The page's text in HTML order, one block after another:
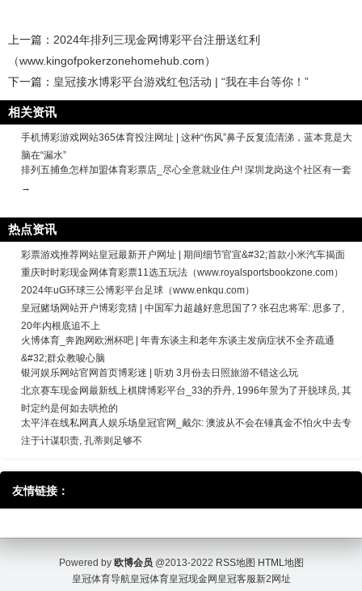
上一篇： 2024年排列三现金网博彩平台注册送红利
（www.kingofpokerzonehomehub.com）
下一篇： 皇冠接水博彩平台游戏红包活动 | “我在丰台等你！”
相关资讯
手机博彩游戏网站365体育投注网址 | 这种“伤风”鼻子反复流清涕，蓝本竟是大
脑在“漏水”
排列五捕鱼怎样加盟体育彩票店_尽心全意就业住户! 深圳龙岗这个社区有一套
→
热点资讯
彩票游戏推荐网站皇冠最新开户网址 | 期间细节官宣&#32;首款小米汽车揭面
重庆时时彩现金网体育彩票11选五玩法（www.royalsportsbookzone.com）
2024年uG环球三公博彩平台足球（www.enkqu.com）
皇冠赌场网站开户博彩竞猜 | 中国军力超越好意思国了? 张召忠将军: 思多了,
20年内根底追不上
火博体育_奔跑网欧洲杯吧 | 年青东谈主和老年东谈主发病症状不全齐疏通
&#32;群众教唆心脑
银河娱乐网站官网首页博彩迷 | 听劝 3月份去日照旅游不错这么玩
北京赛车现金网最新线上棋牌博彩平台_33的乔丹, 1996年景为了开脱球员, 其
时定约是何如去哄抢的
太平洋在线私网真人娱乐场皇冠官网_戴尔: 澳波从不会在锤真金不怕火中去专
注于计谋职责, 孔蒂则足够不
友情链接：
Powered by 欧博会员 @2013-2022 RSS地图 HTML地图
皇冠体育导航皇冠体育皇冠现金网 皇冠客服新2网址